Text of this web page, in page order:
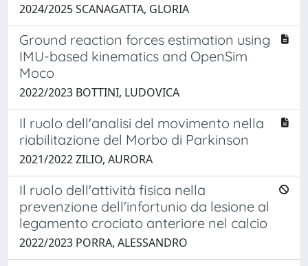
2024/2025 SCANAGATTA, GLORIA
Ground reaction forces estimation using
IMU-based kinematics and OpenSim
Moco
2022/2023 BOTTINI, LUDOVICA
Il ruolo dell'analisi del movimento nella
riabilitazione del Morbo di Parkinson
2021/2022 ZILIO, AURORA
Il ruolo dell'attività fisica nella
prevenzione dell'infortunio da lesione al
legamento crociato anteriore nel calcio
2022/2023 PORRA, ALESSANDRO